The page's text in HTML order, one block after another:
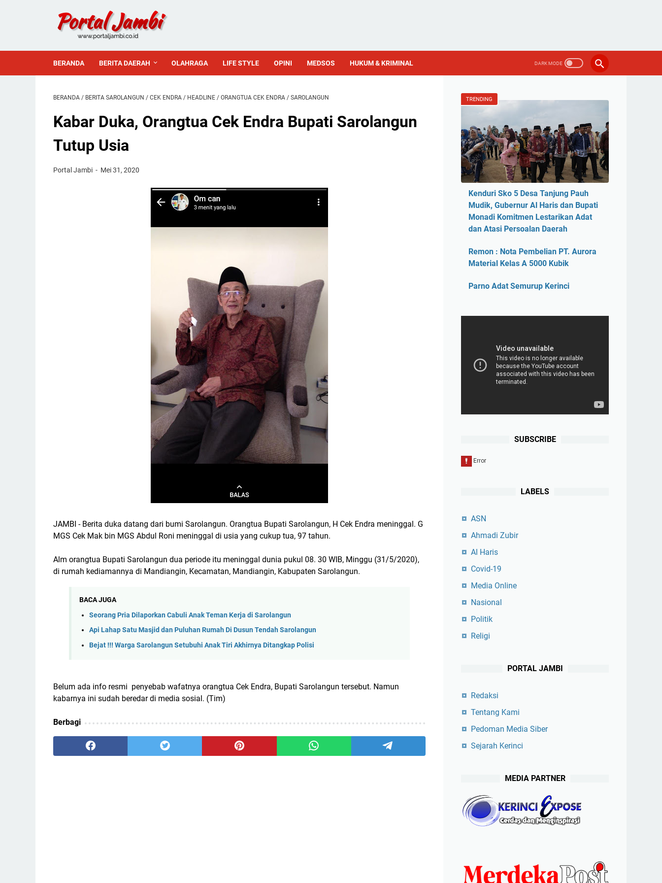
BERANDA BERITA DAERAH OLAHRAGA LIFE STYLE OPINI MEDSOS HUKUM & KRIMINAL
BERANDA / BERITA SAROLANGUN / CEK ENDRA / HEADLINE / ORANGTUA CEK ENDRA / SAROLANGUN
Kabar Duka, Orangtua Cek Endra Bupati Sarolangun
Tutup Usia
Portal Jambi Mei 31, 2020
JAMBI - Berita duka datang dari bumi Sarolangun. Orangtua Bupati Sarolangun, H Cek Endra meninggal. G
MGS Cek Mak bin MGS Abdul Roni meninggal di usia yang cukup tua, 97 tahun.
Alm orangtua Bupati Sarolangun dua periode itu meninggal dunia pukul 08. 30 WIB, Minggu (31/5/2020),
di rumah kediamannya di Mandiangin, Kecamatan, Mandiangin, Kabupaten Sarolangun.
BACA JUGA
Seorang Pria Dilaporkan Cabuli Anak Teman Kerja di Sarolangun
Api Lahap Satu Masjid dan Puluhan Rumah Di Dusun Tendah Sarolangun
Bejat !!! Warga Sarolangun Setubuhi Anak Tiri Akhirnya Ditangkap Polisi
Belum ada info resmi penyebab wafatnya orangtua Cek Endra, Bupati Sarolangun tersebut. Namun
kabarnya ini sudah beredar di media sosial. (Tim)
Berbagi
TRENDING
Kenduri Sko 5 Desa Tanjung Pauh
Mudik, Gubernur Al Haris dan Bupati
Monadi Komitmen Lestarikan Adat
dan Atasi Persoalan Daerah
Remon : Nota Pembelian PT. Aurora
Material Kelas A 5000 Kubik
Parno Adat Semurup Kerinci
SUBSCRIBE
LABELS
ASN
Ahmadi Zubir
Al Haris
Covid-19
Media Online
Nasional
Politik
Religi
PORTAL JAMBI
Redaksi
Tentang Kami
Pedoman Media Siber
Sejarah Kerinci
MEDIA PARTNER